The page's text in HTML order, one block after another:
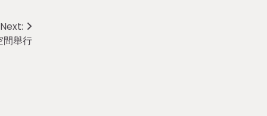
Next:
間舉行